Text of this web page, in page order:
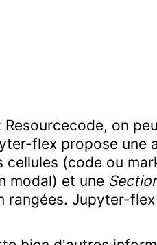
on
flex propose une
(code ou
modal) et une
rangées. Jupyter-